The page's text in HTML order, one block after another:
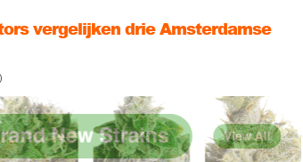
proeven de zomer met Sour
van Paradox Special a.k.a. Ice